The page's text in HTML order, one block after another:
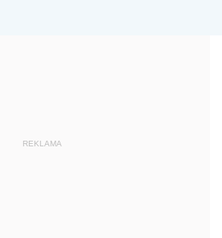
REKLAMA